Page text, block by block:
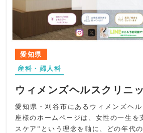
ウンやグレーを基調とした配色によ
イリッシュな世界観に統一。囲み罫
なカタログのような印象を目指しまし
コンテンツ面では、対談企画を導入し
している診療ポリシーや“母児の安全
自然と伝わる構成に。一般不妊治療、
相談といった幅広い診療内容も整理し
す。
UI/UX面では、無駄を排したシンプ
線を徹底。清潔感のあるレイアウトと
グラフィにより、初めての方でも迷わ
愛知県
産科・婦人科
ウィメンズヘルスクリニ
愛知県・刈谷市にあるウィメンズヘ
座様のホームページは、女性の一生を
スケア”という理念を軸に、どの年代